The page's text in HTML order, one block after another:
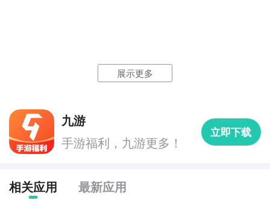
最直接的方法就是到九游APP进行下载，九游APP提供
海量的精品游戏下载
在九游客户端搜索栏中输入指尖攻守道进行搜索，点击
用四处寻求游戏下载包，简简单单的两步你就可以安装
了，同时​还有大量的安卓手机游戏攻略。
展示更多
九游
手游福利，九游更多！
立即下载
相关应用 最新应用